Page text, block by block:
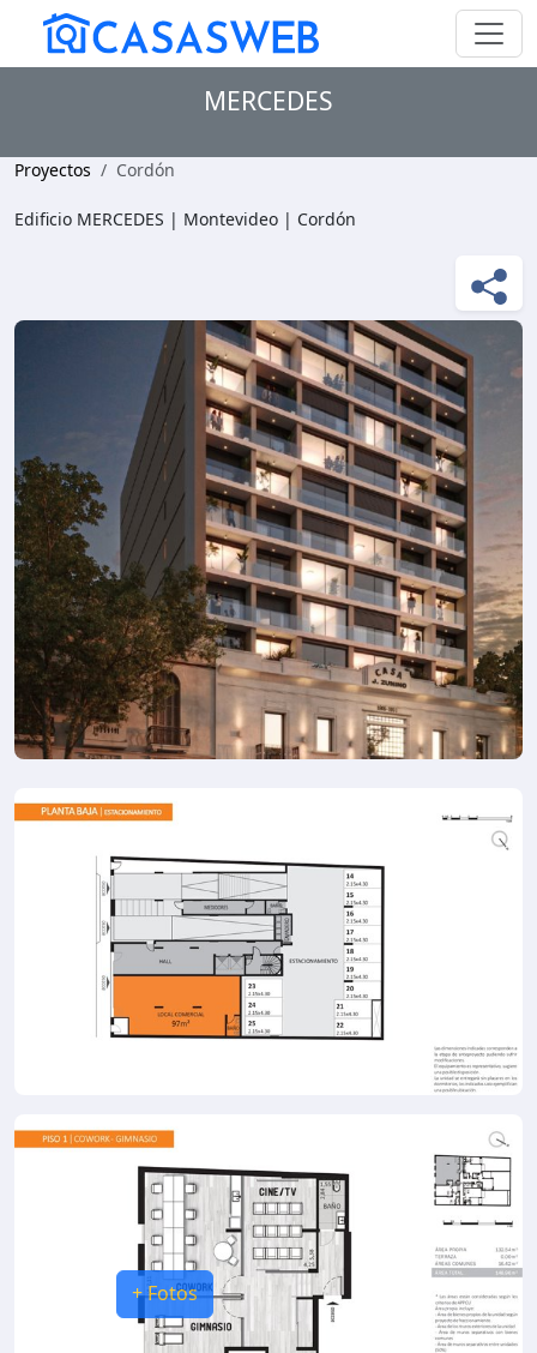
MERCEDES
Proyectos Cordón
Edificio MERCEDES | Montevideo | Cordón
+ Fotos